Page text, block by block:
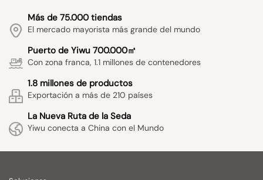
Más de 75.000 tiendas
El mercado mayorista más grande del mundo
Puerto de Yiwu 700.000㎡
Con zona franca, 1.1 millones de contenedores
1.8 millones de productos
Exportación a más de 210 países
La Nueva Ruta de la Seda
Yiwu conecta a China con el Mundo